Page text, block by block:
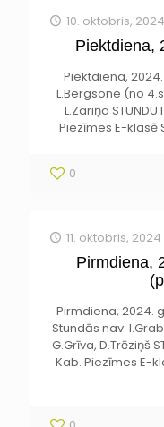
10. oktobris, 2024
Piektdiena,
Piektdiena,
L.Bergsone (no
L.Zariņa
Piezīmes E-klasē
0
11. oktobris, 2024
Pirmdiena,
Pirmdiena, 2024.
Stundās nav:
G.Grīva, D.Trēziņš
Kab. Piezīmes E-